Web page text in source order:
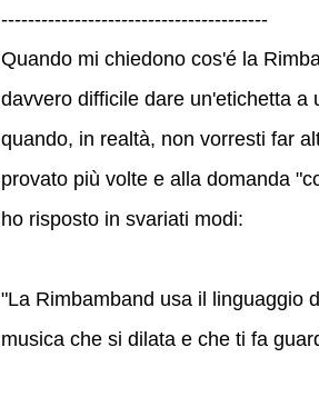
----------------------------------------
Quando mi chiedono cos'é la
davvero difficile dare un'etichetta
quando, in realtà, non vorresti far
provato più volte e alla domanda
ho risposto in svariati modi:
"La Rimbamband usa il linguaggio
musica che si dilata e che ti fa